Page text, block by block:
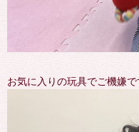
お気に入りの玩具でご機嫌で